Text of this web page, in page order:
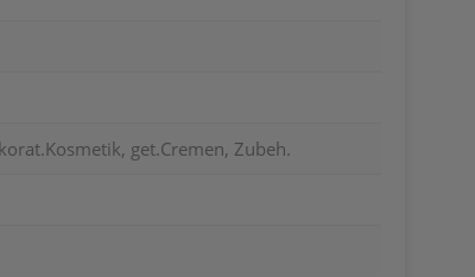
get.Cremen, Zubeh.